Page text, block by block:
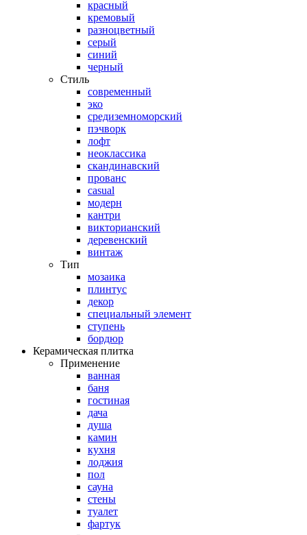
красный
кремовый
разноцветный
серый
синий
черный
Стиль
современный
эко
средиземноморский
пэчворк
лофт
неоклассика
скандинавский
прованс
casual
модерн
кантри
викторианский
деревенский
винтаж
Тип
мозаика
плинтус
декор
специальный элемент
ступень
бордюр
Керамическая плитка
Применение
ванная
баня
гостиная
дача
душа
камин
кухня
лоджия
пол
сауна
стены
туалет
фартук